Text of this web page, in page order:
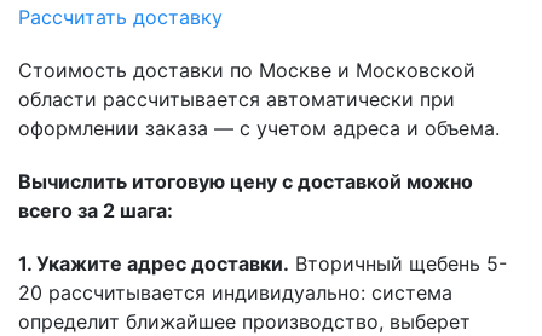
Рассчитать доставку
Стоимость доставки по Москве и Московской
области рассчитывается автоматически при
оформлении заказа — с учетом адреса и объема.
Вычислить итоговую цену с доставкой можно
всего за 2 шага:
1. Укажите адрес доставки. Вторичный щебень 5-
20 рассчитывается индивидуально: система
определит ближайшее производство, выберет